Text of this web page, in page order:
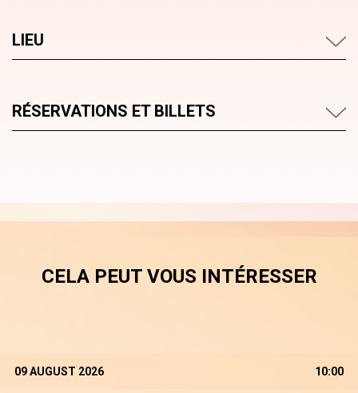
LIEU
RÉSERVATIONS ET BILLETS
CELA PEUT VOUS INTÉRESSER
09 AUGUST 2026 10:00